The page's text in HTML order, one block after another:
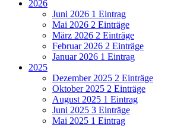
2026
Juni 2026 1 Eintrag
Mai 2026 2 Einträge
März 2026 2 Einträge
Februar 2026 2 Einträge
Januar 2026 1 Eintrag
2025
Dezember 2025 2 Einträge
Oktober 2025 2 Einträge
August 2025 1 Eintrag
Juni 2025 3 Einträge
Mai 2025 1 Eintrag